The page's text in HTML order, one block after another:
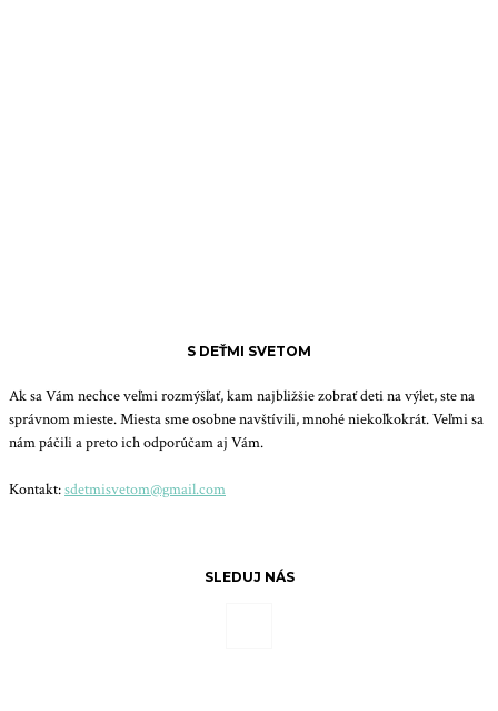
S DEŤMI SVETOM
Ak sa Vám nechce veľmi rozmýšľať, kam najbližšie zobrať deti na výlet, ste na
správnom mieste. Miesta sme osobne navštívili, mnohé niekoľkokrát. Veľmi sa
nám páčili a preto ich odporúčam aj Vám.
Kontakt:sdetmisvetom@gmail.com
SLEDUJ NÁS